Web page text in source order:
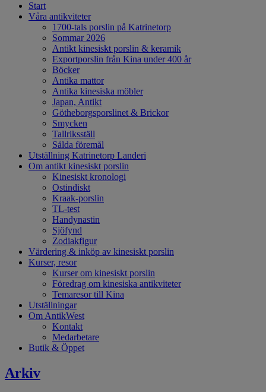
Start
Våra antikviteter
1700-tals porslin på Katrinetorp
Sommar 2026
Antikt kinesiskt porslin & keramik
Exportporslin från Kina under 400 år
Böcker
Antika mattor
Antika kinesiska möbler
Japan, Antikt
Götheborgsporslinet & Brickor
Smycken
Tallriksställ
Sålda föremål
Utställning Katrinetorp Landeri
Om antikt kinesiskt porslin
Kinesiskt kronologi
Ostindiskt
Kraak-porslin
TL-test
Handynastin
Sjöfynd
Zodiakfigur
Värdering & inköp av kinesiskt porslin
Kurser, resor
Kurser om kinesiskt porslin
Föredrag om kinesiska antikviteter
Temaresor till Kina
Utställningar
Om AntikWest
Kontakt
Medarbetare
Butik & Öppet
Arkiv